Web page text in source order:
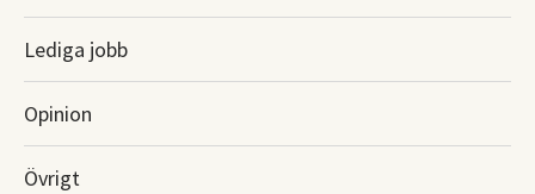
Lediga jobb
Opinion
Övrigt